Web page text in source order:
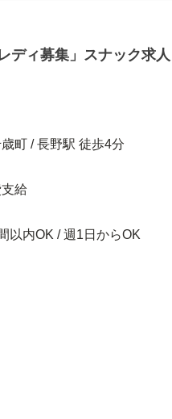
ディ募集」スナック求人
町 / 長野駅 徒歩4分
給
以内OK / 週1日からOK